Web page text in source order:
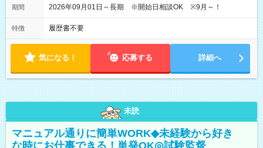
期間 2026年09月01日～長期 ※開始日相談OK ※9月～！
特徴 履歴書不要
気になる！ 応募する 詳細へ
未読
マニュアル通りに簡単WORK◆未経験から好き
な時にお仕事できる！単発OK◎試験監督